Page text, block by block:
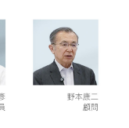
聽送貨員電話